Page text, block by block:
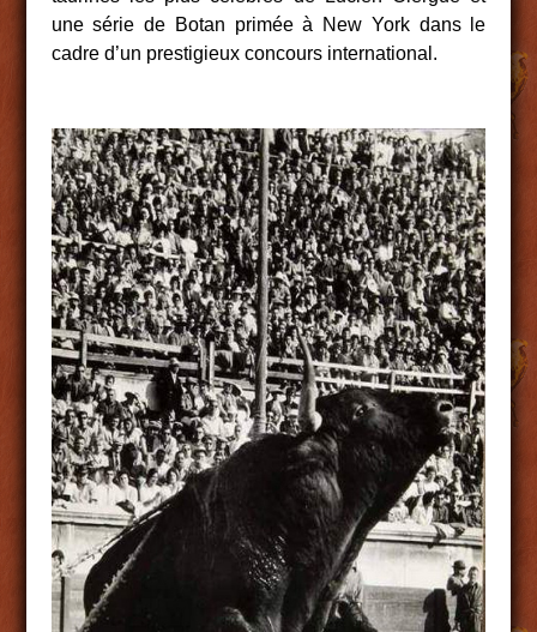
une série de Botan primée à New York dans le
cadre d’un prestigieux concours international.